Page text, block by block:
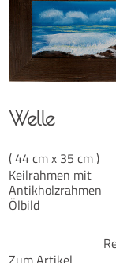
Wel­le
( 44 cm x 35 cm )
Keilrahmen mit
Antikholzrahmen
Ölbild